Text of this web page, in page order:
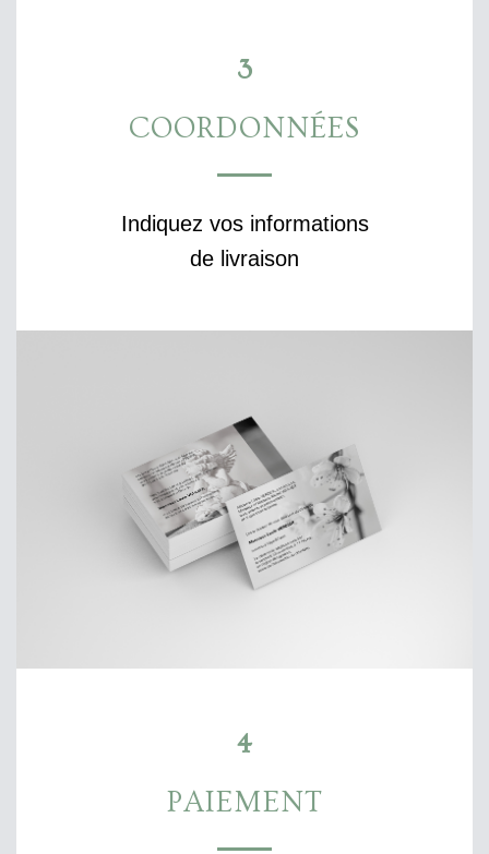
3
COORDONNÉES
Indiquez vos informations
de livraison
4
PAIEMENT